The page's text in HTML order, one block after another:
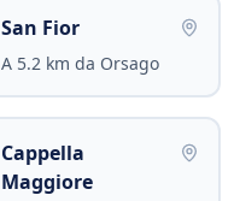
San Fior
A 5.2 km da Orsago
Cappella
Maggiore